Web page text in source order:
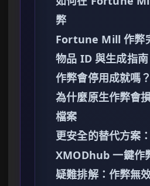
弊
Fortune Mill 作弊
物品 ID 與生成指南
作弊會停用成就嗎？
為什麼原生作弊會
檔案
更安全的替代方案
XMODhub 一鍵作
疑難排解：作弊無